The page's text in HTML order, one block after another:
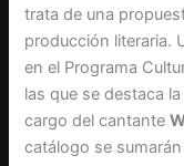
trata de una
producción literaria.
en el Programa
las que se destaca
cargo del cantante
catálogo se